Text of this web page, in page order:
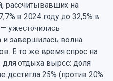
рассчитывавших на
в 2024 году до 32,5% в
ужесточились
завершилась волна
В то же время спрос на
отдыха вырос: доля
достигла 25% (против 20%